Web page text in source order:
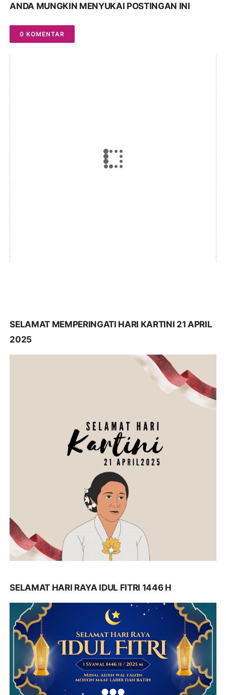
ANDA MUNGKIN MENYUKAI POSTINGAN INI
0 KOMENTAR
SELAMAT MEMPERINGATI HARI KARTINI 21 APRIL
2025
SELAMAT HARI RAYA IDUL FITRI 1446 H